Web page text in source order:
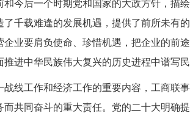
后一个时期党和国家的大政方针，描
千载难逢的发展机遇，提供了前所未有
业要肩负使命、珍惜机遇，把企业的前
进中华民族伟大复兴的历史进程中谱写
工作和经济工作的重要内容，工商联
共同奋斗的重大责任。党的二十大明确